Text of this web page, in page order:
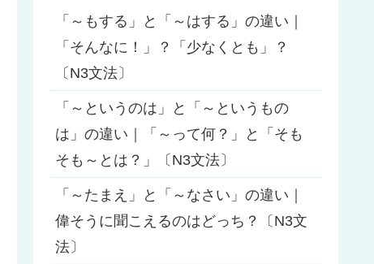
「～もする」と「～はする」の違い｜
「そんなに！」？「少なくとも」？
〔N3文法〕
「～というのは」と「～というもの
は」の違い｜「～って何？」と「そも
そも～とは？」〔N3文法〕
「～たまえ」と「～なさい」の違い｜
偉そうに聞こえるのはどっち？〔N3文
法〕